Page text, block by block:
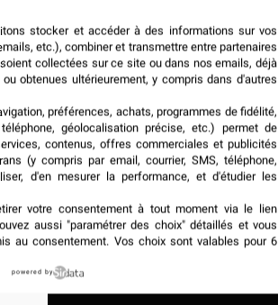
sont cités. Ils
, hôtel quatre étoiles.
écrans HD, sonorisation
la configuration retenue.
stocker et accéder à des informations sur vos
etc.), combiner et transmettre entre partenaires
collectées sur ce site ou dans nos emails, déjà
obtenues ultérieurement, y compris dans d'autres
préférences, achats, programmes de fidélité,
géolocalisation précise, etc.) permet de
contenus, offres commerciales et publicités
(y compris par email, courrier, SMS, téléphone,
d'en mesurer la performance, et d'étudier les
votre consentement à tout moment via le lien
aussi "paramétrer des choix" détaillés et vous
au consentement. Vos choix sont valables pour 6
powered by